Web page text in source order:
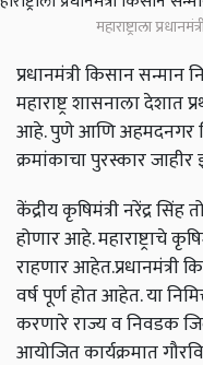
महाराष्ट्राला
प्रधानमंत्री किसान सन्मान
महाराष्ट्र शासनाला देशात
आहे. पुणे आणि अहमदनगर
क्रमांकाचा पुरस्कार
केंद्रीय कृषिमंत्री नरेंद्र
होणार आहे. महाराष्ट्राचे
राहणार
वर्ष पूर्ण होत आहेत. या
करणारे राज्य व निवडक
आयोजित कार्यक्रमात